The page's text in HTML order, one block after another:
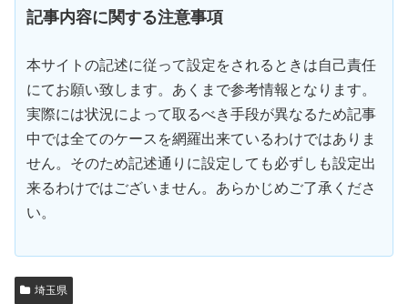
記事内容に関する注意事項
本サイトの記述に従って設定をされるときは自己責任
にてお願い致します。あくまで参考情報となります。
実際には状況によって取るべき手段が異なるため記事
中では全てのケースを網羅出来ているわけではありま
せん。そのため記述通りに設定しても必ずしも設定出
来るわけではございません。あらかじめご了承くださ
い。
埼玉県